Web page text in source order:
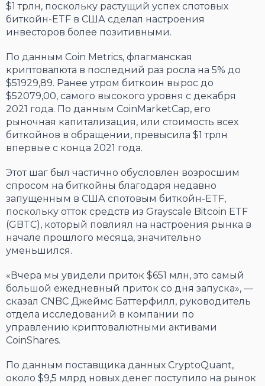
$1 трлн, поскольку растущий успех спотовых
биткойн-ETF в США сделал настроения
инвесторов более позитивными.
По данным Coin Metrics, флагманская
криптовалюта в последний раз росла на 5% до
$51929,89. Ранее утром биткоин вырос до
$52079,00, самого высокого уровня с декабря
2021 года. По данным CoinMarketCap, его
рыночная капитализация, или стоимость всех
биткойнов в обращении, превысила $1 трлн
впервые с конца 2021 года.
Этот шаг был частично обусловлен возросшим
спросом на биткойны благодаря недавно
запущенным в США спотовым биткойн-ETF,
поскольку отток средств из Grayscale Bitcoin ETF
(GBTC), который повлиял на настроения рынка в
начале прошлого месяца, значительно
уменьшился.
«Вчера мы увидели приток $651 млн, это самый
большой ежедневный приток со дня запуска», —
сказал CNBC Джеймс Баттерфилл, руководитель
отдела исследований в компании по
управлению криптовалютными активами
CoinShares.
По данным поставщика данных CryptoQuant,
около $9,5 млрд новых денег поступило на рынок